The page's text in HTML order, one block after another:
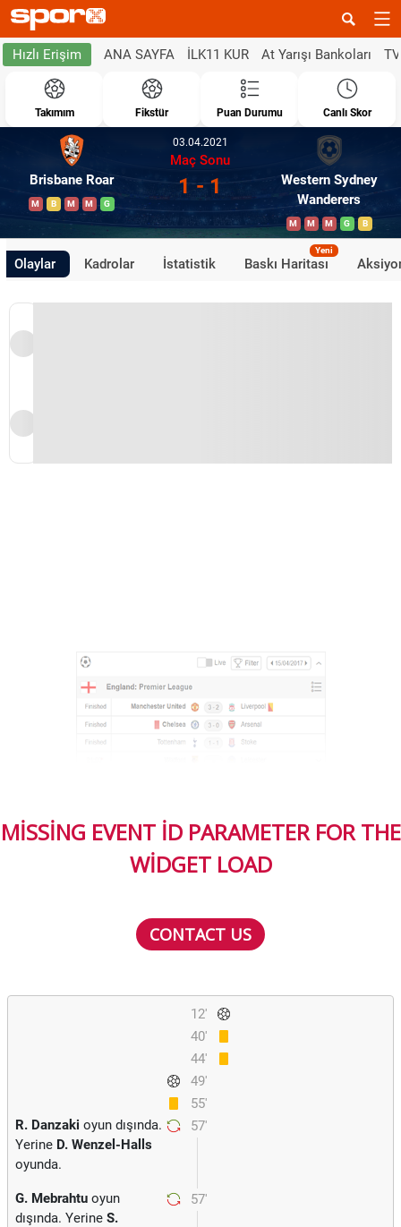
Hızlı Erişim ANA SAYFA İLK11 KUR At Yarışı Bankoları
Takımım Fikstür Puan Durumu Canlı Skor
Brisbane Roar
M B M M G
03.04.2021
Maç Sonu
1 - 1
Western Sydney
Wanderers
M M M G B
Olaylar Kadrolar İstatistik Baskı Haritası
Yeni
MISSING EVENT ID PARAMETER FOR THE
WIDGET LOAD
CONTACT US
12'
40'
44'
49'
55'
57'
R. Danzaki oyun dışında.
Yerine D. Wenzel-Halls
oyunda.
57'
G. Mebrahtu oyun
dışında. Yerine S.